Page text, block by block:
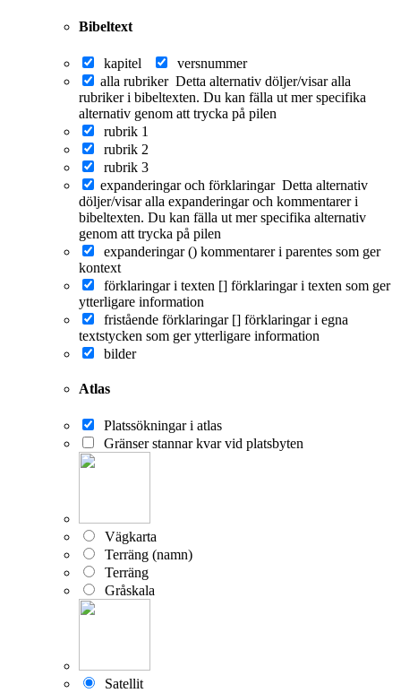
Bibeltext
kapitel
versnummer
alla rubriker Detta alternativ döljer/visar alla
rubriker i bibeltexten. Du kan fälla ut mer specifika
alternativ genom att trycka på pilen
rubrik 1
rubrik 2
rubrik 3
expanderingar och förklaringar Detta alternativ
döljer/visar alla expanderingar och kommentarer i
bibeltexten. Du kan fälla ut mer specifika alternativ
genom att trycka på pilen
expanderingar () kommentarer i parentes som ger
kontext
förklaringar i texten [] förklaringar i texten som ger
ytterligare information
fristående förklaringar [] förklaringar i egna
textstycken som ger ytterligare information
bilder
Atlas
Platssökningar i atlas
Gränser stannar kvar vid platsbyten
Vägkarta
Terräng (namn)
Terräng
Gråskala
Satellit